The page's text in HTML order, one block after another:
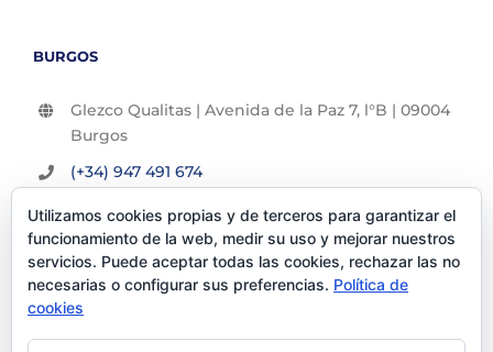
BURGOS
Glezco Qualitas | Avenida de la Paz 7, l°B | 09004
Burgos
(+34) 947 491 674
info@glezco.com
Utilizamos cookies propias y de terceros para garantizar el
funcionamiento de la web, medir su uso y mejorar nuestros
servicios. Puede aceptar todas las cookies, rechazar las no
necesarias o configurar sus preferencias. Política de
cookies